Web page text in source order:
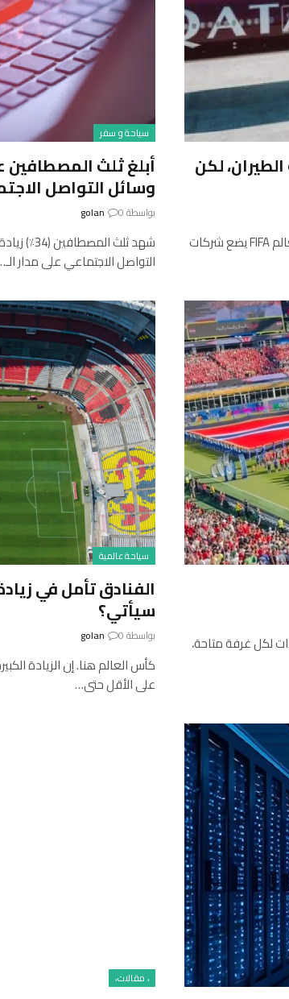
لكن
يُظهر تحليل جديد أجرته شركة CARMA، مزود الاستخبارات الإعلامية، أن كأس العالم FIFA يضع شركات
سياحة و سفر
أبلغ ثلث المصطافين
وسائل التواصل
بواسطة golan 0
شهد ثلث
التواصل الاجتماعي على مدار
لكل غرفة متاحة،
سياحة عالمية
الفنادق تأمل في
سيأتي؟
بواسطة golan 0
كأس العالم هنا. إن الزيادة
على الأقل حتى…
، مقالات،